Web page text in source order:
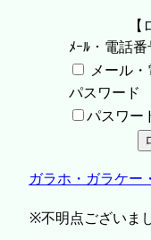
ﾒｰﾙ・電話番
メール
パスワード
パスワー
ガラホ・ガラケー
※不明点ございま